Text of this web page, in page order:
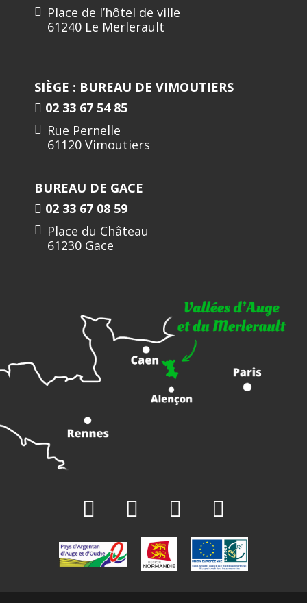
Place de l’hôtel de ville
61240 Le Merlerault
SIÈGE : BUREAU DE VIMOUTIERS
02 33 67 54 85
Rue Pernelle
61120 Vimoutiers
BUREAU DE GACE
02 33 67 08 59
Place du Château
61230 Gace